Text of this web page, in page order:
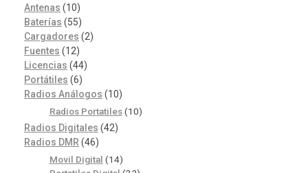
Antenas (10)
Baterías (55)
Cargadores (2)
Fuentes (12)
Licencias (44)
Portátiles (6)
Radios Análogos (10)
Radios Portatiles (10)
Radios Digitales (42)
Radios DMR (46)
Movil Digital (14)